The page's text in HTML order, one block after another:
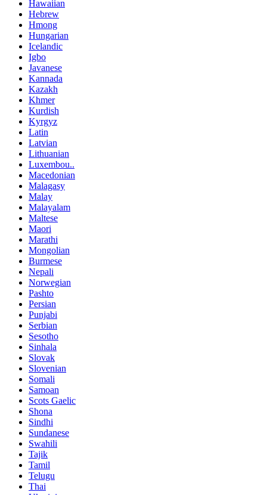
Hawaiian
Hebrew
Hmong
Hungarian
Icelandic
Igbo
Javanese
Kannada
Kazakh
Khmer
Kurdish
Kyrgyz
Latin
Latvian
Lithuanian
Luxembou..
Macedonian
Malagasy
Malay
Malayalam
Maltese
Maori
Marathi
Mongolian
Burmese
Nepali
Norwegian
Pashto
Persian
Punjabi
Serbian
Sesotho
Sinhala
Slovak
Slovenian
Somali
Samoan
Scots Gaelic
Shona
Sindhi
Sundanese
Swahili
Tajik
Tamil
Telugu
Thai